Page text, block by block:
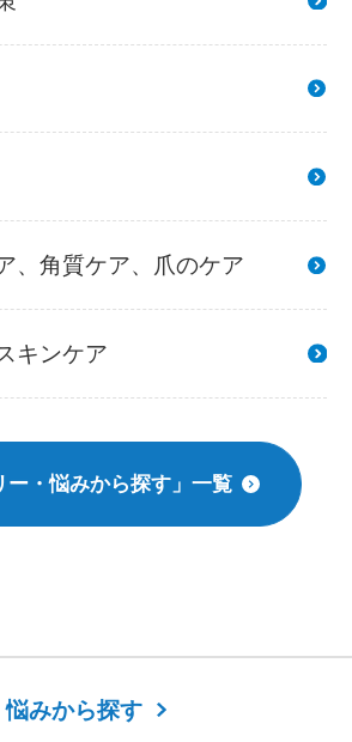
、角質ケア、爪のケア
キンケア
ー・悩みから探す」一覧
悩みから探す